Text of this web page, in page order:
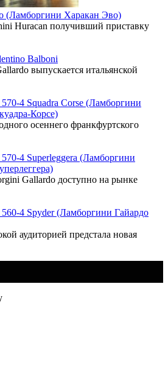
(Ламборгини Харакан Эво)
Huracan получивший приставку
Balboni
выпускается итальянской
4 Squadra Corse (Ламборгини
Корсе)
осеннего франкфуртского
4 Superleggera (Ламборгини
Gallardo доступно на рынке
4 Spyder (Ламборгини Гайардо
аудиторией предстала новая